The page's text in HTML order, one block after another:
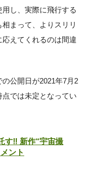
し、実際に飛行する
まって、よりスリリ
えてくれるのは間違
公開日が2021年7月2
では未定となってい
す‼︎ 新作“宇宙撮
ント